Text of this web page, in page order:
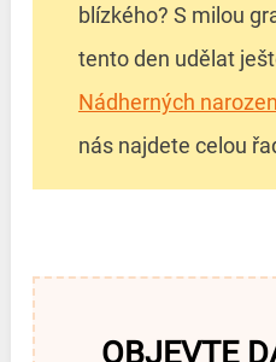
blízkého? S milou
tento den udělat
Nádherných
nás najdete celou
OBJEVTE